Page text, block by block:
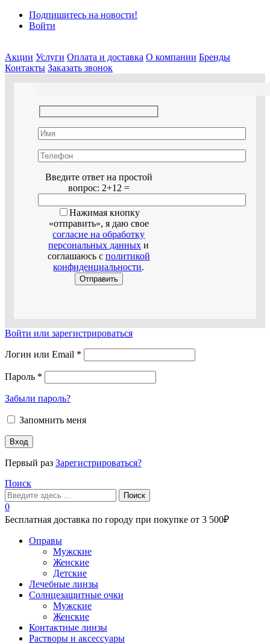
Подпишитесь на новости!
Войти
Акции Услуги Оплата и доставка О компании Бренды
Контакты Заказать звонок
Введите ответ на простой
вопрос: 2+12 =
Нажимая кнопку
«отправить», я даю свое
согласие на обработку
персональных данных и
соглашаюсь с политикой
конфиденциальности.
Войти или зарегистрироваться
Логин или Email *
Пароль *
Забыли пароль?
Запомнить меня
Вход
Первый раз Зарегистрироваться?
Поиск
Поиск
0
Бесплатная доставка по городу при покупке от 3 500₽
Оправы
Мужские
Женские
Детские
Лечебные линзы
Солнцезащитные очки
Мужские
Женские
Контактные линзы
Растворы и аксессуары